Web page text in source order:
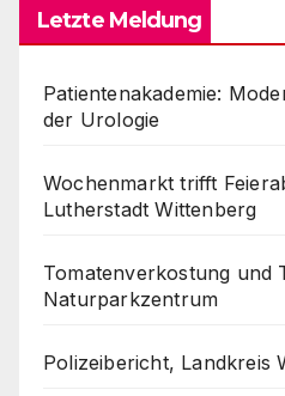
Letzte Meldung
Patientenakademie:
der Urologie
Wochenmarkt trifft
Lutherstadt Wittenberg
Tomatenverkostung und
Naturparkzentrum
Polizeibericht, Landkreis